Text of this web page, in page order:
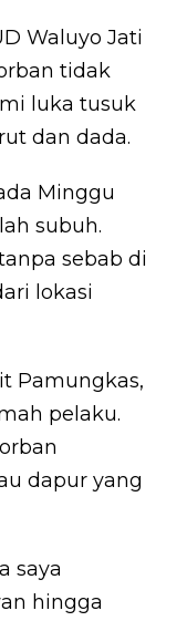
Waluyo Jati
tidak
luka tusuk
dan dada.
Minggu
subuh.
sebab di
lokasi
Pamungkas,
pelaku.
dapur yang
saya
hingga